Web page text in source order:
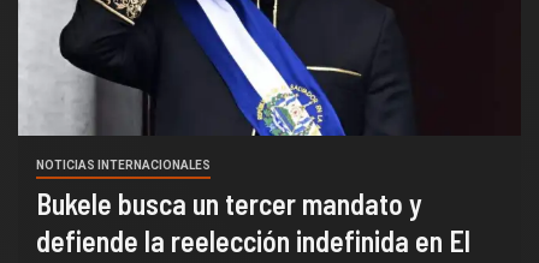
NOTICIAS INTERNACIONALES
Bukele busca un tercer mandato y
defiende la reelección indefinida en El